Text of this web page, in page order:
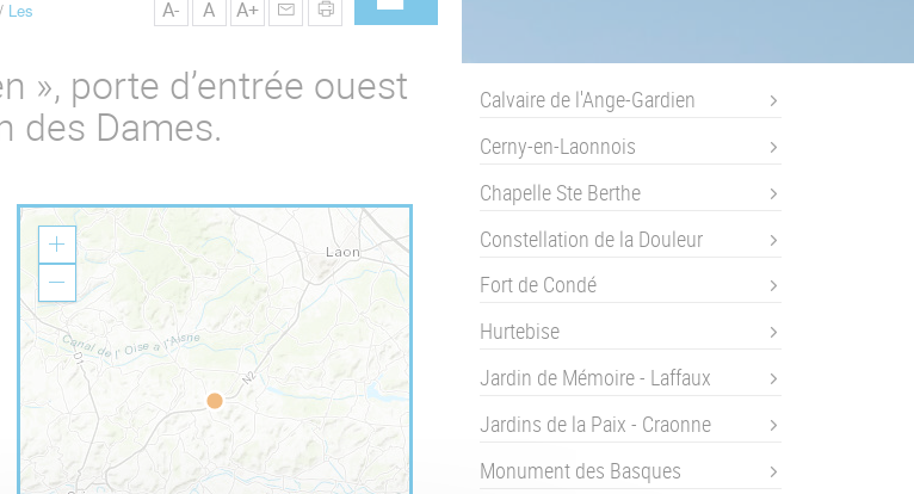
Les
A- A A+
», porte d’entrée ouest
des Dames.
Z
o
o
m
n
o
o
m
O
Calvaire de l'Ange-Gardien
Cerny-en-Laonnois
Chapelle Ste Berthe
Constellation de la Douleur
Fort de Condé
Hurtebise
Jardin de Mémoire - Laffaux
Jardins de la Paix - Craonne
Monument des Basques